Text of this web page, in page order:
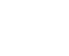
додані до